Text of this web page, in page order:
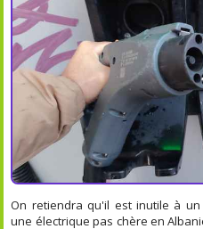
On retiendra qu'il est inutile à
une électrique pas chère en